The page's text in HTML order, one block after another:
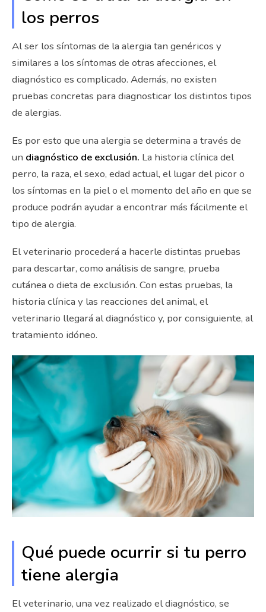
los perros
Al ser los síntomas de la alergia tan genéricos y
similares a los síntomas de otras afecciones, el
diagnóstico es complicado. Además, no existen
pruebas concretas para diagnosticar los distintos tipos
de alergias.
Es por esto que una alergia se determina a través de
un diagnóstico de exclusión. La historia clínica del
perro, la raza, el sexo, edad actual, el lugar del picor o
los síntomas en la piel o el momento del año en que se
produce podrán ayudar a encontrar más fácilmente el
tipo de alergia.
El veterinario procederá a hacerle distintas pruebas
para descartar, como análisis de sangre, prueba
cutánea o dieta de exclusión. Con estas pruebas, la
historia clínica y las reacciones del animal, el
veterinario llegará al diagnóstico y, por consiguiente, al
tratamiento idóneo.
Qué puede ocurrir si tu perro
tiene alergia
El veterinario, una vez realizado el diagnóstico, se